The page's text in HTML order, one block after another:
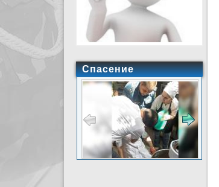
Спасение